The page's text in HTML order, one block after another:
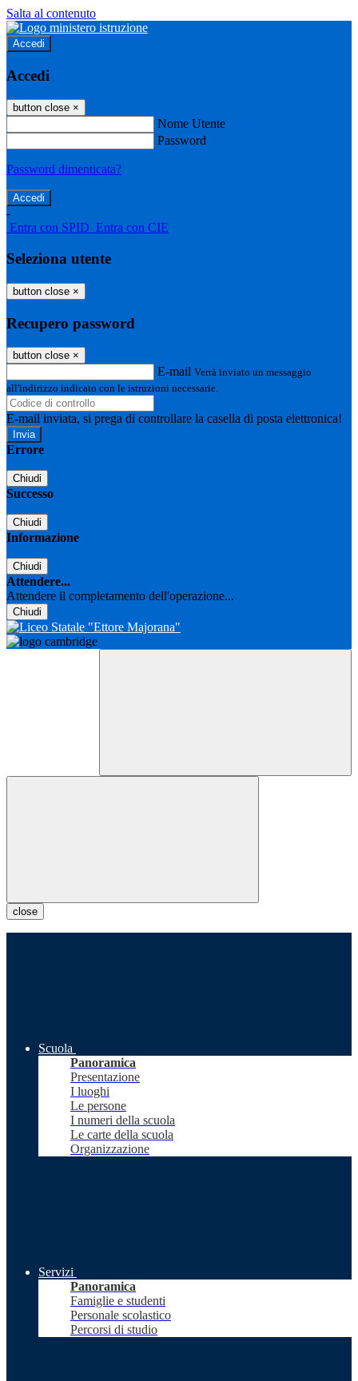
Salta al contenuto
Accedi
Accedi
button close ×
Nome Utente
Password
Password dimenticata?
-
Entra con SPID Entra con CIE
Seleziona utente
button close ×
Recupero password
button close ×
E-mail Verrà inviato un messaggio
all'indirizzo indicato con le istruzioni necessarie.
E-mail inviata, si prega di controllare la casella di posta elettronica!
Errore
Chiudi
Successo
Chiudi
Informazione
Chiudi
Attendere...
Attendere il completamento dell'operazione...
Chiudi
close
Scuola
Panoramica
Presentazione
I luoghi
Le persone
I numeri della scuola
Le carte della scuola
Organizzazione
Servizi
Panoramica
Famiglie e studenti
Personale scolastico
Percorsi di studio